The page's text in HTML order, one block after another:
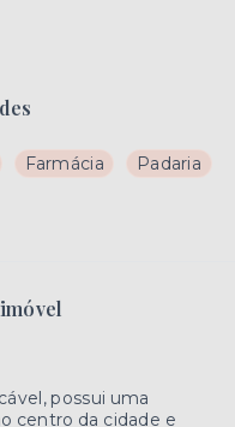
Farmácia
Padaria
possui uma
centro da cidade e